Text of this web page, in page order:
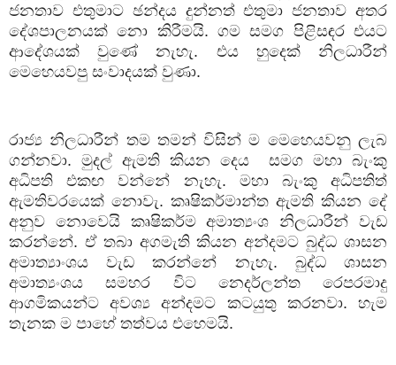
ජනතාව එතුමාට ඡන්දය දුන්නත් එතුමා ජනතාව අතර
දේශපාලනයක් නො කිරීමයි. ගම සමග පිළිසඳර එයට
ආදේශයක් වුණේ නැහැ. එය හුදෙක් නිලධාරීන්
මෙහෙයවපු සංවාදයක් වුණා.
රාජ්‍ය නිලධාරීන් තම තමන් විසින් ම මෙහෙයවනු ලැබ
ගන්නවා. මුදල් ඇමති කියන දෙය
සමග මහා බැංකු
අධිපති එකඟ වන්නේ නැහැ. මහා බැංකු අධිපතිත්
ඇමතිවරයෙක් නොවැ. කෘෂිකර්මාන්ත ඇමති කියන දේ
අනුව නොවෙයි කෘෂිකර්ම අමාත්‍යංශ නිලධාරීන් වැඩ
කරන්නේ. ඒ තබා අගමැති කියන අන්දමට බුද්ධ ශාසන
අමාත්‍යාංශය වැඩ කරන්නේ නැහැ. බුද්ධ ශාසන
අමාත්‍යංශය සමහර විට නෙදර්ලන්ත රෙපරමාදු
ආගමිකයන්ට අවශ්‍ය අන්දමට කටයුතු කරනවා. හැම
තැනක ම පාහේ තත්වය එහෙමයි.